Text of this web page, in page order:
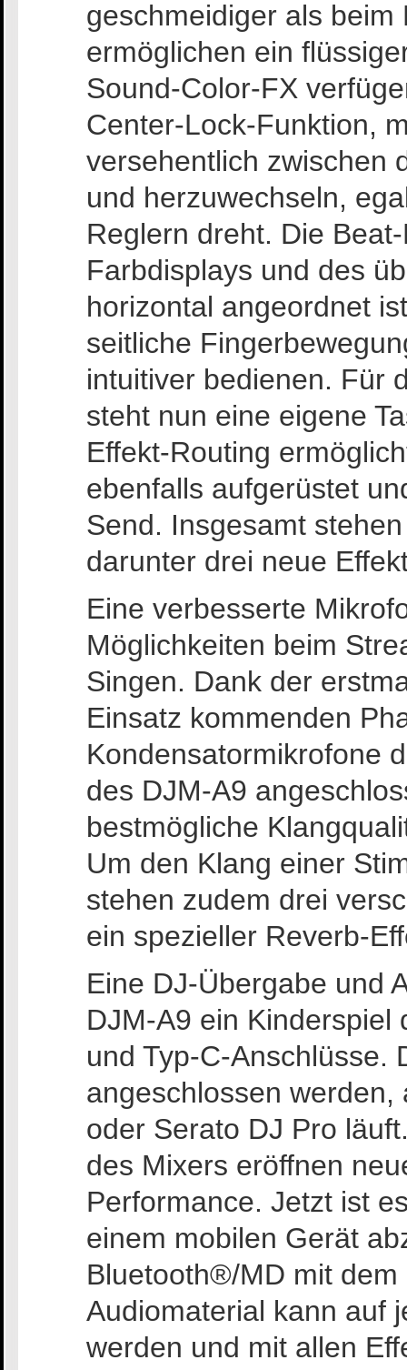
geschmeidiger als beim
ermöglichen ein
Sound-Color-FX
Center-Lock-Funktion,
versehentlich zwischen
und herzuwechseln,
Reglern dreht. Die
Farbdisplays und des
horizontal angeordnet
seitliche
intuitiver bedienen. Für
steht nun eine eigene
Effekt-Routing
ebenfalls aufgerüstet
Send. Insgesamt
darunter drei neue
Eine verbesserte
Möglichkeiten beim
Singen. Dank der
Einsatz kommenden
Kondensatormikrofone
des DJM-A9
bestmögliche
Um den Klang einer
stehen zudem drei
ein spezieller Reverb-
Eine DJ-Übergabe und
DJM-A9 ein Kinderspiel
und Typ-C-Anschlüsse.
angeschlossen
oder Serato DJ Pro
des Mixers eröffnen
Performance. Jetzt ist
einem mobilen Gerät
Bluetooth®/MD mit
Audiomaterial kann auf
werden und mit allen